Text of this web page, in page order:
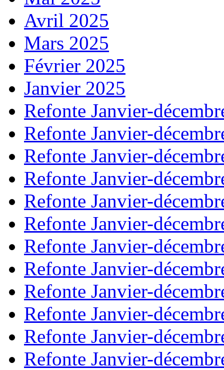
Avril 2025
Mars 2025
Février 2025
Janvier 2025
Refonte Janvier-
Refonte Janvier-
Refonte Janvier-
Refonte Janvier-
Refonte Janvier-
Refonte Janvier-
Refonte Janvier-
Refonte Janvier-
Refonte Janvier-
Refonte Janvier-
Refonte Janvier-
Refonte Janvier-